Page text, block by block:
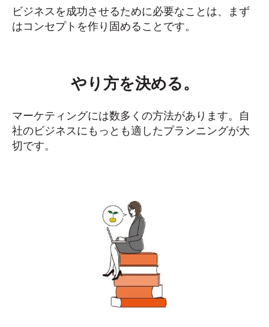
ビジネスを成功させるために必要なことは、まず
はコンセプトを作り固めることです。
やり方を決める。
マーケティングには数多くの方法があります。自
社のビジネスにもっとも適したプランニングが大
切です。